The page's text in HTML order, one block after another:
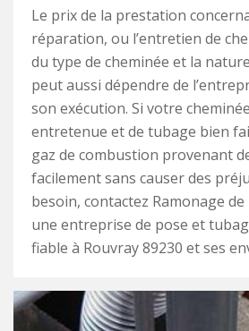
Le prix de la prestation
réparation, ou l’entretien de
du type de cheminée et la
peut aussi dépendre de
son exécution. Si votre
entretenue et de tubage bien
gaz de combustion provenant
facilement sans causer des
besoin, contactez Ramonage de
une entreprise de pose et
fiable à Rouvray 89230 et ses